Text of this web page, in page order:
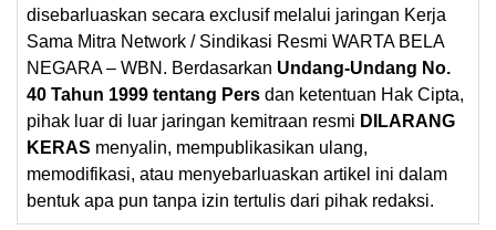
disebarluaskan secara exclusif melalui jaringan Kerja
Sama Mitra Network / Sindikasi Resmi WARTA BELA
NEGARA – WBN. Berdasarkan Undang-Undang No.
40 Tahun 1999 tentang Pers dan ketentuan Hak Cipta,
pihak luar di luar jaringan kemitraan resmi DILARANG
KERAS menyalin, mempublikasikan ulang,
memodifikasi, atau menyebarluaskan artikel ini dalam
bentuk apa pun tanpa izin tertulis dari pihak redaksi.